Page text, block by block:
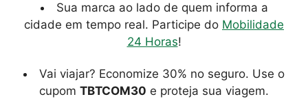
Sua marca ao lado de quem informa a
cidade em tempo real. Participe do Mobilidade
24 Horas!
Vai viajar? Economize 30% no seguro. Use o
cupom TBTCOM30 e proteja sua viagem.